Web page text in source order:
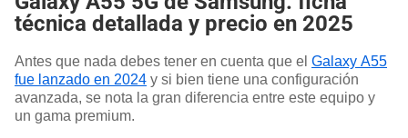
técnica detallada y precio en 2025
Antes que nada debes tener en cuenta que el Galaxy A55
fue lanzado en 2024 y si bien tiene una configuración
avanzada, se nota la gran diferencia entre este equipo y
un gama premium.